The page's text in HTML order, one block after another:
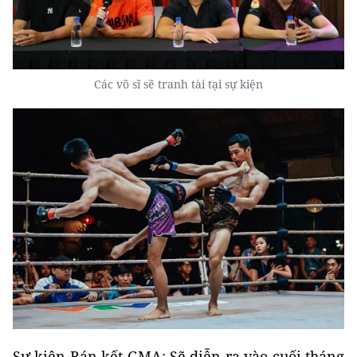
Các võ sĩ sẽ tranh tài tại sự kiện